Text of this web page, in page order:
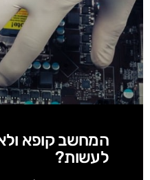
המחשב קופא
לעשות?